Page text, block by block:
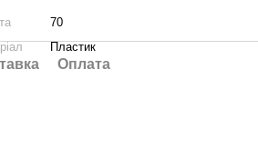
70
Пластик
Оплата